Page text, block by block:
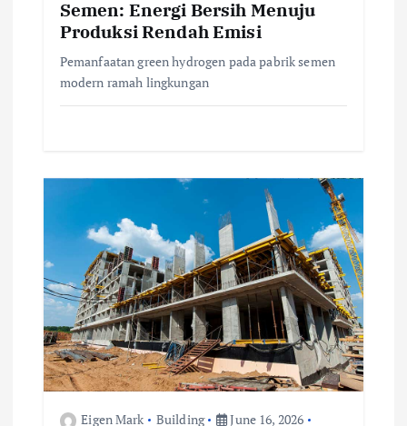
Semen: Energi Bersih Menuju
Produksi Rendah Emisi
Pemanfaatan green hydrogen pada pabrik semen
modern ramah lingkungan
Eigen Mark Building
June 16, 2026